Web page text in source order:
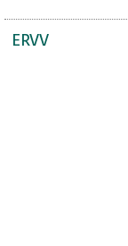
ERVV